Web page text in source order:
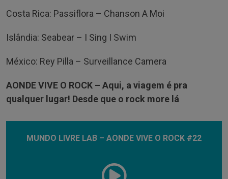
Costa Rica: Passiflora – Chanson A Moi
Islândia: Seabear – I Sing I Swim
México: Rey Pilla – Surveillance Camera
AONDE VIVE O ROCK – Aqui, a viagem é pra
qualquer lugar! Desde que o rock more lá
MUNDO LIVRE LAB – AONDE VIVE O ROCK #22